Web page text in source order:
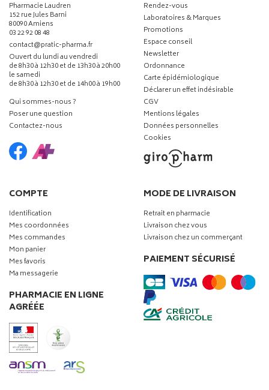
Pharmacie Laudren
152 rue Jules Barni
80090 Amiens
03 22 92 08 48
contact-
@-
pratic-pharma.fr
Ouvert du lundi au vendredi
de 8h30 à 12h30 et de 13h30 à 20h00
le samedi
de 8h30 à 12h30 et de 14h00 à 19h00
Qui sommes-nous ?
Poser une question
Contactez-nous
Rendez-vous
Laboratoires & Marques
Promotions
Espace conseil
Newsletter
Ordonnance
Carte épidémiologique
Déclarer un effet indésirable
CGV
Mentions légales
Données personnelles
Cookies
COMPTE
Identification
Mes coordonnées
Mes commandes
Mon panier
Mes favoris
Ma messagerie
PHARMACIE EN LIGNE
AGRÉÉE
MODE DE LIVRAISON
Retrait en pharmacie
Livraison chez vous
Livraison chez un commerçant
PAIEMENT SÉCURISÉ